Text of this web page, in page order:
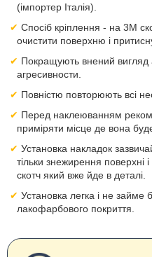
(імпортер Італія).
Спосіб кріплення - на 3М
очистити поверхню і
Покращують внений вигляд
агресивности.
Повністю повторюють всі
Перед наклеюванням
приміряти місце де вона
Установка накладок
тільки знежирення поверхні
скотч який вже йде в деталі.
Установка легка і не
лакофарбового покриття.